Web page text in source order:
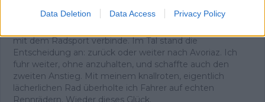
Data Deletion Data Access Privacy Policy
treten. Oben angekommen trank ich an einem
mit dem Radsport verbinde. Im Tal stand die
Entscheidung an: zurück oder weiter nach Avoriaz. Ich
fuhr weiter, ohne anzuhalten, und schaffte auch den
zweiten Anstieg. Mit meinem knallroten, eigentlich
lächerlichen Rad überholte ich Fahrer auf echten
Rennrädern. Wieder dieses Glück.